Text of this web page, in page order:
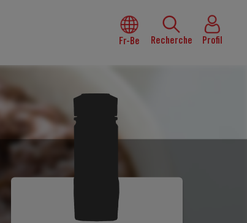
Fr-Be Recherche Profil